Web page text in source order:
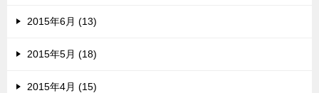
2015年6月 (13)
2015年5月 (18)
2015年4月 (15)